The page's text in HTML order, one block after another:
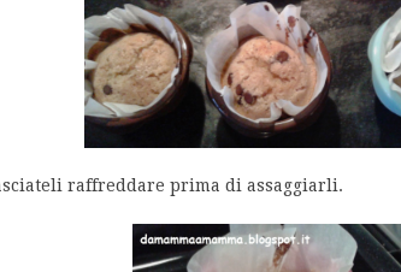
raffreddare prima di assaggiarli.